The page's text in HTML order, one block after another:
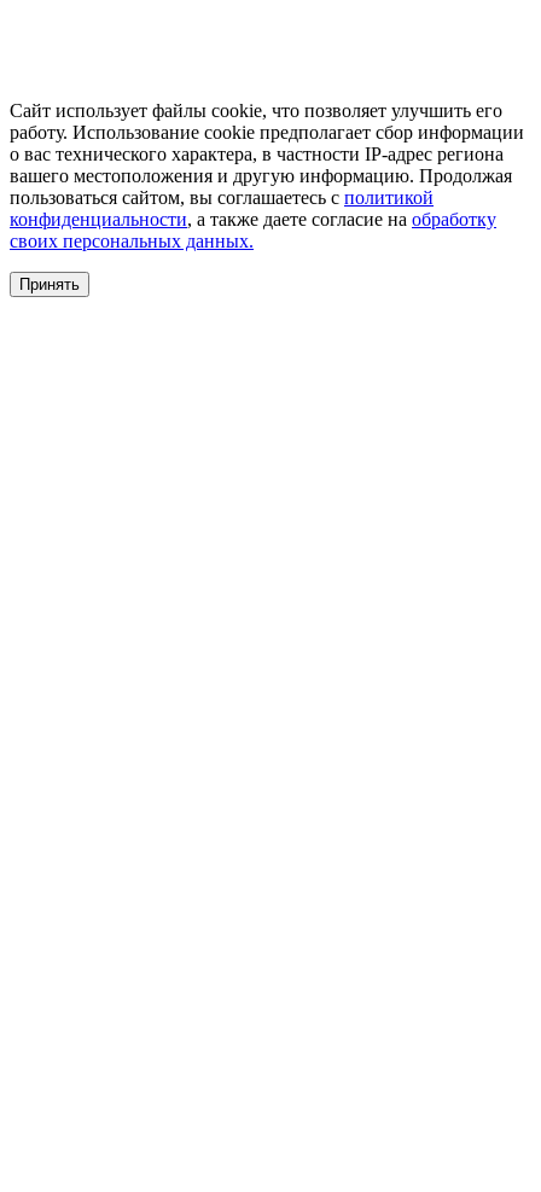
Сайт использует файлы cookie, что позволяет улучшить его
работу. Использование cookie предполагает сбор информации
о вас технического характера, в частности IP-адрес региона
вашего местоположения и другую информацию. Продолжая
пользоваться сайтом, вы соглашаетесь с политикой
конфиденциальности, а также даете согласие на обработку
своих персональных данных.
Принять